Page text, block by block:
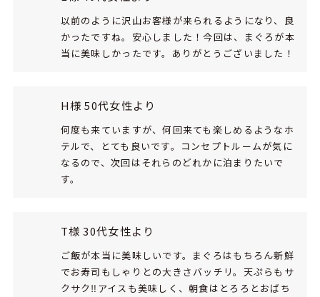
以前のように沢山お客様が来られるようになり、良
かったですね。安心しました！今回は、まぐろが本
当に美味しかったです。ありがとうございました！
H様 50代女性より
何度も来ていますが、何回来ても楽しめるようなホ
テルで、とても良いです。コンセプトルームが気に
なるので、次回はそれらのどれかに泊まりたいで
す。
T様 30代女性より
ご飯が本当に美味しいです。まぐろはもちろん新鮮
でお寿司もしゃりとの大きさバッチリ。天ぷらもサ
クサク‼アイスも美味しく、朝食はとろろとおばち